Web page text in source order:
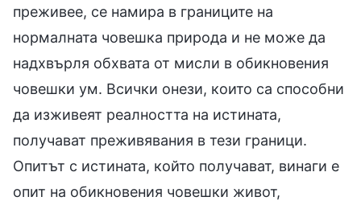
преживее, се намира в границите на
нормалната човешка природа и не може да
надхвърля обхвата от мисли в обикновения
човешки ум. Всички онези, които са способни
да изживеят реалността на истината,
получават преживявания в тези граници.
Опитът с истината, който получават, винаги е
опит на обикновения човешки живот,